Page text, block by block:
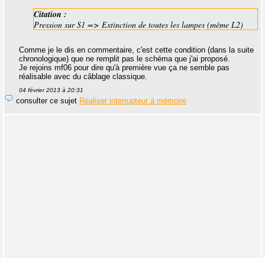
Citation :
Pression sur S1 => Extinction de toutes les lampes (même L2)
Comme je le dis en commentaire, c'est cette condition (dans la suite
chronologique) que ne remplit pas le schéma que j'ai proposé.
Je rejoins mf06 pour dire qu'à première vue ça ne semble pas
réalisable avec du câblage classique.
04 février 2013 à 20:31
consulter ce sujet Réaliser interrupteur à mémoire